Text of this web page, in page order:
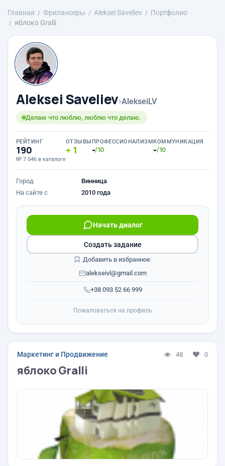
Главная Фрилансеры Aleksei Saveliev
Портфолио
яблоко Gralli
Aleksei Saveliev›AlekseiLV
Делаю что люблю, люблю что делаю.
РЕЙТИНГ
190
№ 7 046 в каталоге
ОТЗЫВЫ
1
ПРОФЕССИОНАЛИЗМ
-/10
КОММУНИКАЦИЯ
-/10
Город
Винница
На сайте с
2010 года
+38 093 52 66 999
Начать диалог
alekseivl@gmail.com
Создать задание
Добавить в избранное
Пожаловаться на профиль
Маркетинг и Продвижение 48 0
яблоко Gralli